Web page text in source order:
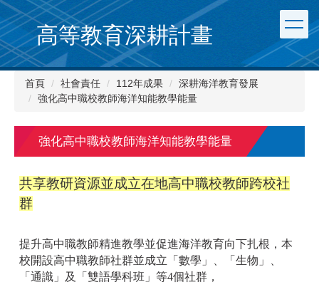
跳
到
主
要
內
高等教育深耕計畫
首頁 社會責任 112年成果
深耕海洋教育發展
強化高中職校教師海洋知能教學能量
強化高中職校教師海洋知能教學能量
共享教研資源並成立在地高中職校教師跨校社
群
提升高中職教師精進教學並促進海洋教育向下扎根，本
校開設高中職教師社群並成立「數學」、「生物」、
「通識」及「雙語學科班」等4個社群，